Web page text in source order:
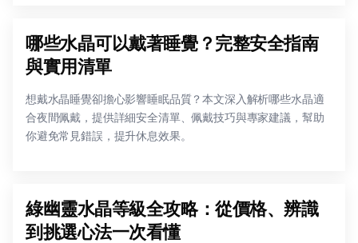
哪些水晶可以戴著睡覺？完整安全指南
與實用清單
想戴水晶睡覺卻擔心影響睡眠品質？本文深入解析哪些水晶適
合夜間佩戴，提供詳細安全清單、佩戴技巧與專家建議，幫助
你避免常見錯誤，提升休息效果。
綠幽靈水晶等級全攻略：從價格、辨識
到挑選心法一次看懂